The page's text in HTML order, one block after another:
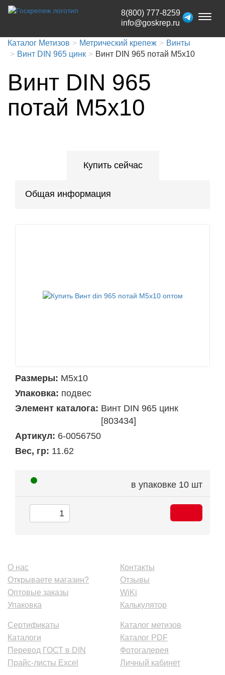
Toggle
8(800) 777-8259
info@goskrep.ru
Каталог Метизов Метрический крепеж
Винты
Винт DIN 965 цинк
Винт DIN 965 потай М5x10
Винт DIN 965
потай М5x10
Купить сейчас
Общая информация
Размеры: М5х10
Упаковка: подвес
Элемент каталога: Винт DIN 965 цинк
[803434]
Артикул: 6-0056750
Вес, гр: 11.62
в упаковке 10 шт
О нас
Открываете магазин?
Оптовые заказы
Упаковка
Контакты
Отзывы
WiKi
Калькулятор
Сертификаты
Каталоги
Перевод ГОСТ в DIN
Прайс-листы Excel
Каталог метизов
Каталог PDF
Фотогалерея
Личный кабинет